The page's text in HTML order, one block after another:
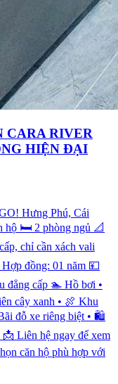
CARA RIVER
HIỆN ĐẠI
Hưng Phú, Cái
hộ 🛏️ 2 phòng ngủ 📐
chỉ cần xách vali
đồng: 01 năm 💴
đẳng cấp 🏊 Hồ bơi •
cây xanh • 🍖 Khu
đỗ xe riêng biệt • 🛍️
📩 Liên hệ ngay để xem
căn hộ phù hợp với